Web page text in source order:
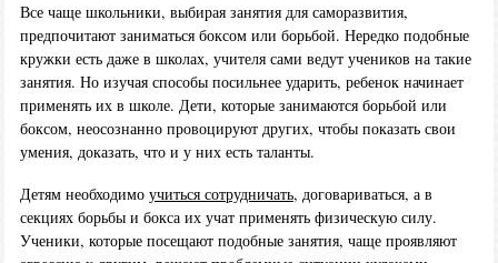
Все чаще школьники, выбирая занятия для саморазвития,
предпочитают заниматься боксом или борьбой. Нередко подобные
кружки есть даже в школах, учителя сами ведут учеников на такие
занятия. Но изучая способы посильнее ударить, ребенок начинает
применять их в школе. Дети, которые занимаются борьбой или
боксом, неосознанно провоцируют других, чтобы показать свои
умения, доказать, что и у них есть таланты.
Детям необходимо учиться сотрудничать, договариваться, а в
секциях борьбы и бокса их учат применять физическую силу.
Ученики, которые посещают подобные занятия, чаще проявляют